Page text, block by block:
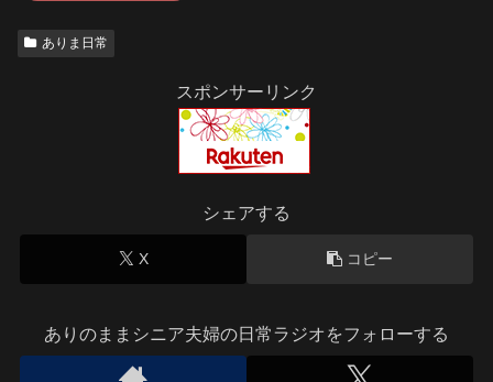
ありま日常
スポンサーリンク
シェアする
X コピー
ありのままシニア夫婦の日常ラジオをフォローする